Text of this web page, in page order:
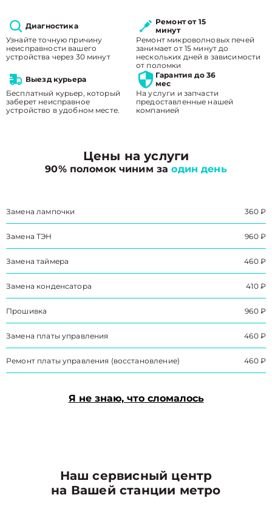
Диагностика
Узнайте точную причину
неисправности вашего
устройства через 30 минут
Ремонт от 15
минут
Ремонт микроволновых печей
занимает от 15 минут до
нескольких дней в зависимости
от поломки
Выезд курьера
Бесплатный курьер, который
заберет неисправное
устройство в удобном месте.
Гарантия до 36
мес
На услуги и запчасти
предоставленные нашей
компанией
Цены на услуги
90% поломок чиним заодин день
Замена лампочки 360 ₽
Замена ТЭН 960 ₽
Замена таймера 460 ₽
Замена конденсатора 410 ₽
Прошивка 960 ₽
Замена платы управления 460 ₽
Ремонт платы управления (восстановление) 460 ₽
Я не знаю, что сломалось
Наш сервисный центр
на Вашей станции метро